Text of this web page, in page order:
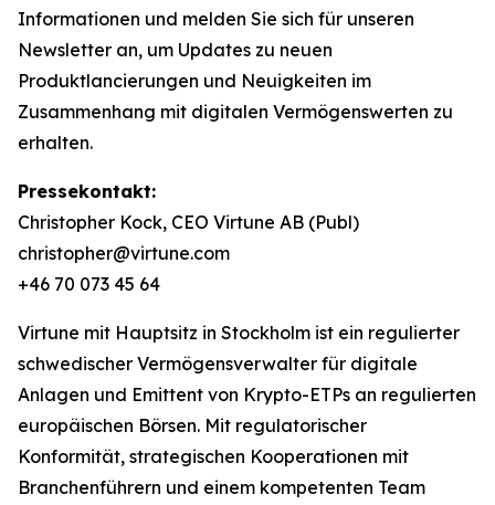
Informationen und melden Sie sich für unseren
Newsletter an, um Updates zu neuen
Produktlancierungen und Neuigkeiten im
Zusammenhang mit digitalen Vermögenswerten zu
erhalten.
Pressekontakt:
Christopher Kock, CEO Virtune AB (Publ)
christopher@virtune.com
+46 70 073 45 64
Virtune mit Hauptsitz in Stockholm ist ein regulierter
schwedischer Vermögensverwalter für digitale
Anlagen und Emittent von Krypto-ETPs an regulierten
europäischen Börsen. Mit regulatorischer
Konformität, strategischen Kooperationen mit
Branchenführern und einem kompetenten Team